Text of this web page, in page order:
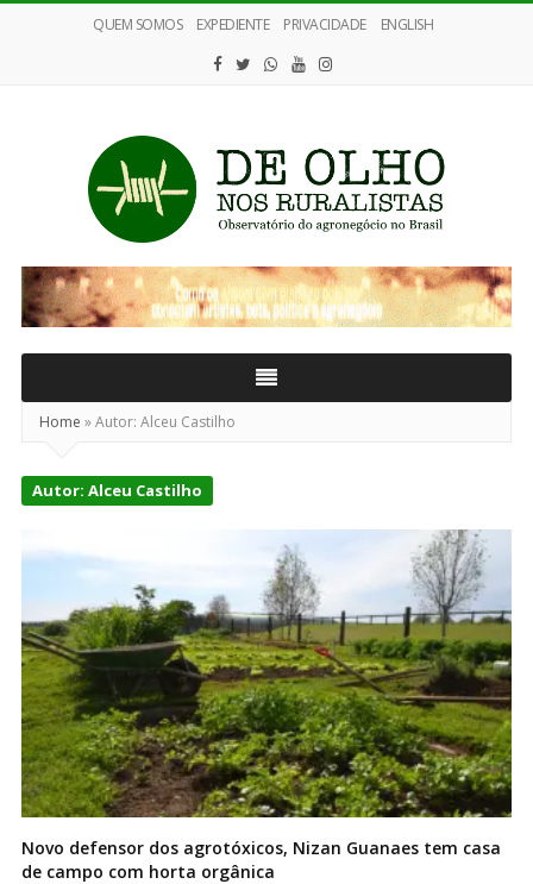
QUEM SOMOS EXPEDIENTE PRIVACIDADE ENGLISH
De
Olho
nos
Home »Autor: Alceu Castilho
Autor: Alceu Castilho
Novo defensor dos agrotóxicos, Nizan Guanaes tem casa
de campo com horta orgânica